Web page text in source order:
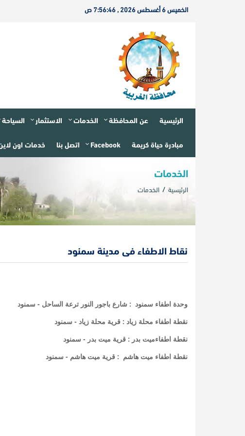
الخميس 6 أغسطس 2026 , 7:56:46 ص
الرئيسية عن المحافظة الخدمات الاستثمار السياحة
مبادرة حياة كريمة Facebook اتصل بنا خدمات اون
الخدمات
الرئيسية الخدمات
نقاط الاطفاء فى مدينة سمنود
وحدة اطفاء سمنود : شارع باجور النور ترعة الساحل - سمنود
نقطة اطفاء محلة زياد : قرية محلة زياد - سمنود
نقطة اطفاءميت بدر : قرية ميت بدر - سمنود
نقطة اطفاء ميت هاشم : قرية ميت هاشم - سمنود